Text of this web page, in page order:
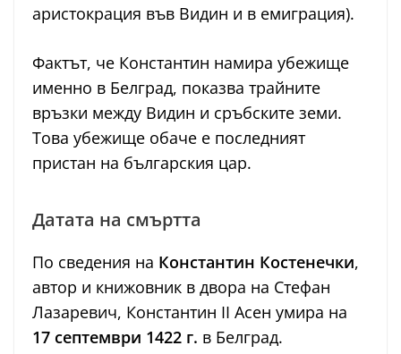
аристокрация във Видин и в емиграция).
Фактът, че Константин намира убежище
именно в Белград, показва трайните
връзки между Видин и сръбските земи.
Това убежище обаче е последният
пристан на българския цар.
Датата на смъртта
По сведения на Константин Костенечки,
автор и книжовник в двора на Стефан
Лазаревич, Константин II Асен умира на
17 септември 1422 г. в Белград.